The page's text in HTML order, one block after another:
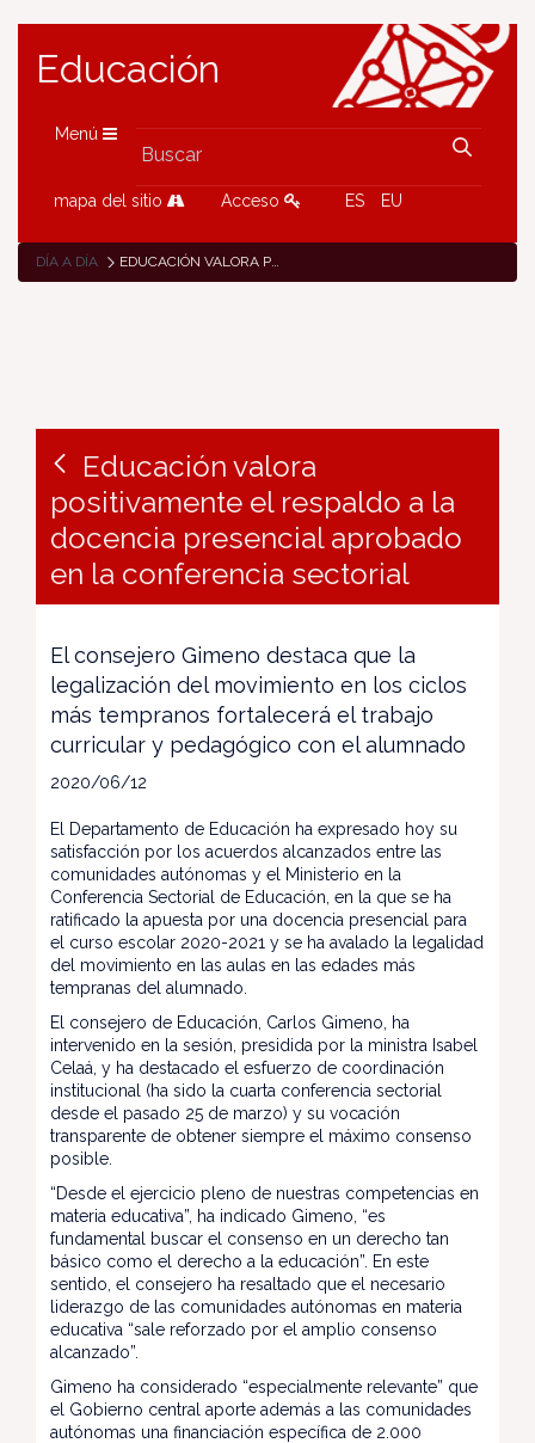
Educación
Menú
mapa del sitio Acceso ES EU
DÍA A DÍA EDUCACIÓN VALORA POSITIVAMENTE EL RESPALDO A LA DOCENCIA PRESENCIAL APROBADO EN LA CONFERENCIA SECTORIAL
Educación valora
positivamente el respaldo a la
docencia presencial aprobado
en la conferencia sectorial
El consejero Gimeno destaca que la
legalización del movimiento en los ciclos
más tempranos fortalecerá el trabajo
curricular y pedagógico con el alumnado
2020/06/12
El Departamento de Educación ha expresado hoy su
satisfacción por los acuerdos alcanzados entre las
comunidades autónomas y el Ministerio en la
Conferencia Sectorial de Educación, en la que se ha
ratificado la apuesta por una docencia presencial para
el curso escolar 2020-2021 y se ha avalado la legalidad
del movimiento en las aulas en las edades más
tempranas del alumnado.
El consejero de Educación, Carlos Gimeno, ha
intervenido en la sesión, presidida por la ministra Isabel
Celaá, y ha destacado el esfuerzo de coordinación
institucional (ha sido la cuarta conferencia sectorial
desde el pasado 25 de marzo) y su vocación
transparente de obtener siempre el máximo consenso
posible.
“Desde el ejercicio pleno de nuestras competencias en
materia educativa”, ha indicado Gimeno, “es
fundamental buscar el consenso en un derecho tan
básico como el derecho a la educación”. En este
sentido, el consejero ha resaltado que el necesario
liderazgo de las comunidades autónomas en materia
educativa “sale reforzado por el amplio consenso
alcanzado”.
Gimeno ha considerado “especialmente relevante” que
el Gobierno central aporte además a las comunidades
autónomas una financiación específica de 2.000